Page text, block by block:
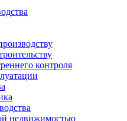
контроля
недвижимостью